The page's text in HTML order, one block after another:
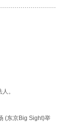
。
(东京Big Sight)举